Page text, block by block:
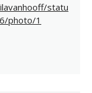
statu
photo/1